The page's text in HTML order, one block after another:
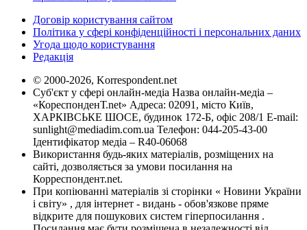
Договір користування сайтом
Політика у сфері конфіденційності і персональних даних
Угода щодо користування
Редакція
© 2000-2026, Korrespondent.net
Суб'єкт у сфері онлайн-медіа Назва онлайн-медіа –
«КореспонденТ.net» Адреса: 02091, місто Київ,
ХАРКІВСЬКЕ ШОСЕ, будинок 172-Б, офіс 208/1 E-mail:
sunlight@mediadim.com.ua Телефон: 044-205-43-00
Ідентифікатор медіа – R40-06068
Використання будь-яких матеріалів, розміщених на
сайті, дозволяється за умови посилання на
Корреспондент.net.
При копіюванні матеріалів зі сторінки « Новини України
і світу» , для інтернет - видань - обов'язкове пряме
відкрите для пошукових систем гіперпосилання .